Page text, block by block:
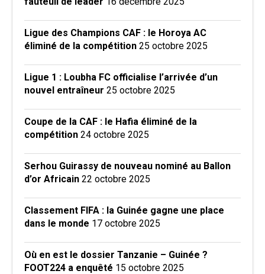
Ligue des Champions CAF : le Horoya AC
éliminé de la compétition 25 octobre 2025
Ligue 1 : Loubha FC officialise l’arrivée d’un
nouvel entraîneur 25 octobre 2025
Coupe de la CAF : le Hafia éliminé de la
compétition 24 octobre 2025
Serhou Guirassy de nouveau nominé au Ballon
d’or Africain 22 octobre 2025
Classement FIFA : la Guinée gagne une place
dans le monde 17 octobre 2025
Où en est le dossier Tanzanie – Guinée ?
FOOT224 a enquêté 15 octobre 2025